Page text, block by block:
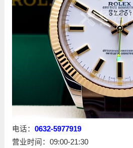
电话： 0632-5977919
营业时间：09:00-21:30